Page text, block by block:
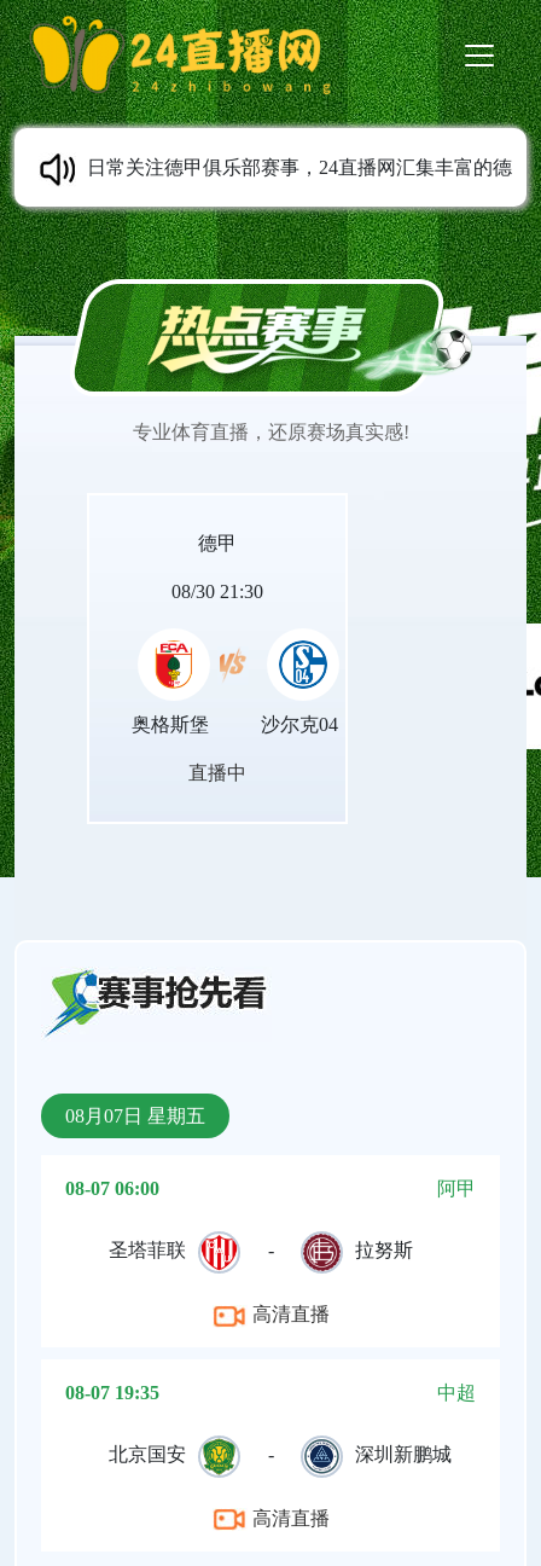
日常关注德甲俱乐部赛事，24直播网汇集丰富的德
甲直播内容。德甲高清直播支持免费在线观看，全
程无需安装任何插件。平台实时更新赛程安排，第
专业体育直播，还原赛场真实感!
德甲
08/30 21:30
奥格斯堡 沙尔克04
直播中
08月07日 星期五
08-07 06:00 阿甲
圣塔菲联 - 拉努斯
高清直播
08-07 19:35 中超
北京国安 - 深圳新鹏城
高清直播